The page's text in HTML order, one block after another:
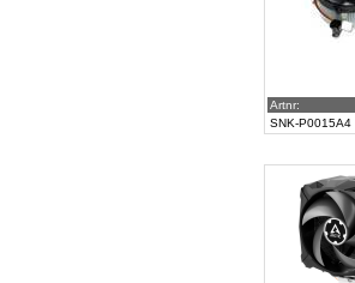
Artnr:
SNK-P0015A4